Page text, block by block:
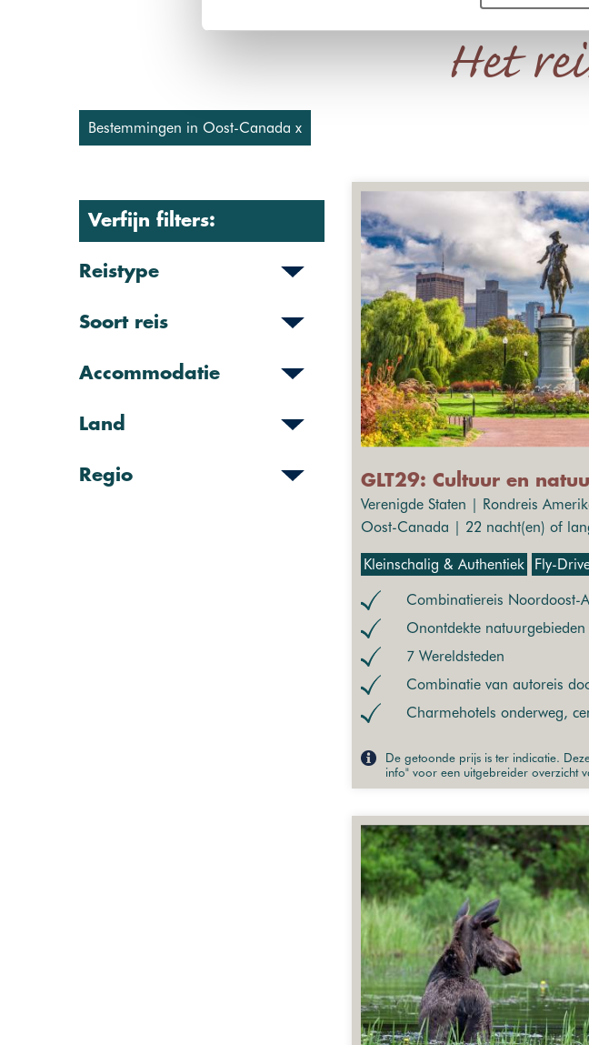
Het
Bestemmingen in Oost-Canada x
Verfijn filters:
Reistype
Soort reis
Accommodatie
Land
Regio GLT29: Cultuur en
Verenigde Staten | Rondreis
Oost-Canada | 22 nacht(en) of
Kleinschalig & Authentiek Fly-
Combinatiereis Noordoost-
Onontdekte natuurgebieden
7 Wereldsteden
Combinatie van autoreis
Charmehotels onderweg,
De getoonde prijs is ter indicatie.
info" voor een uitgebreider overzicht